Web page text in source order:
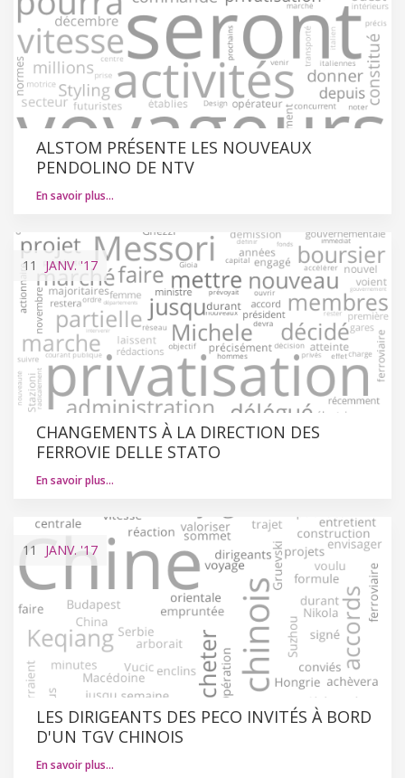
ALSTOM PRÉSENTE LES NOUVEAUX
PENDOLINO DE NTV
En savoir plus…
11 JANV. '17
CHANGEMENTS À LA DIRECTION DES
FERROVIE DELLE STATO
En savoir plus…
11 JANV. '17
LES DIRIGEANTS DES PECO INVITÉS À BORD
D'UN TGV CHINOIS
En savoir plus…